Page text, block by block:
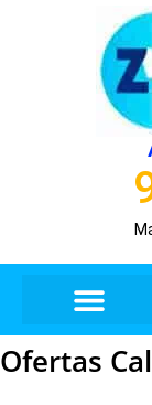
Ofertas